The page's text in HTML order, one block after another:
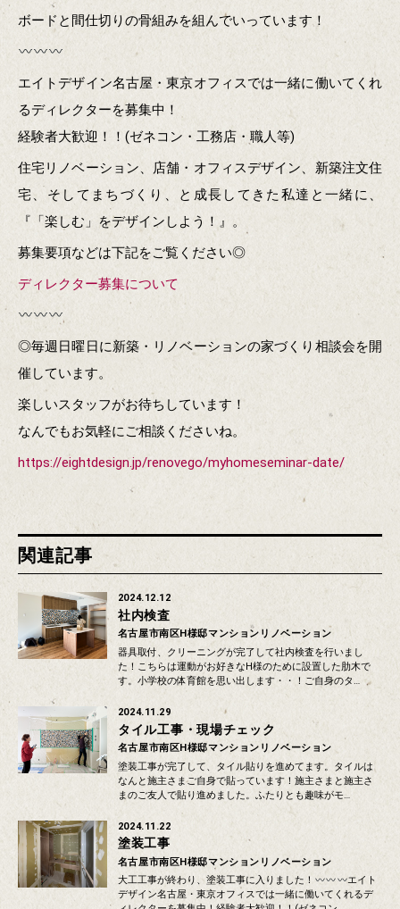
ボードと間仕切りの骨組みを組んでいっています！
エイトデザイン名古屋・東京オフィスでは一緒に働いてくれ
るディレクターを募集中！
経験者大歓迎！！(ゼネコン・工務店・職人等)
住宅リノベーション、店舗・オフィスデザイン、新築注文住
宅、そしてまちづくり、と成長してきた私達と一緒に、
『「楽しむ」をデザインしよう！』。
募集要項などは下記をご覧ください◎
ディレクター募集について
◎毎週日曜日に新築・リノベーションの家づくり相談会を開
催しています。
楽しいスタッフがお待ちしています！
なんでもお気軽にご相談くださいね。
https://eightdesign.jp/renovego/myhomeseminar-date/
関連記事
2024.12.12
社内検査
名古屋市南区H様邸マンションリノベーション
器具取付、クリーニングが完了して社内検査を行いまし
た！こちらは運動がお好きなH様のために設置した肋木で
す。小学校の体育館を思い出します・・！ご自身のタ…
2024.11.29
タイル工事・現場チェック
名古屋市南区H様邸マンションリノベーション
塗装工事が完了して、タイル貼りを進めてます。タイルは
なんと施主さまご自身で貼っています！施主さまと施主さ
まのご友人で貼り進めました。ふたりとも趣味がモ…
2024.11.22
塗装工事
名古屋市南区H様邸マンションリノベーション
大工工事が終わり、塗装工事に入りました！
エイト
デザイン名古屋・東京オフィスでは一緒に働いてくれるデ